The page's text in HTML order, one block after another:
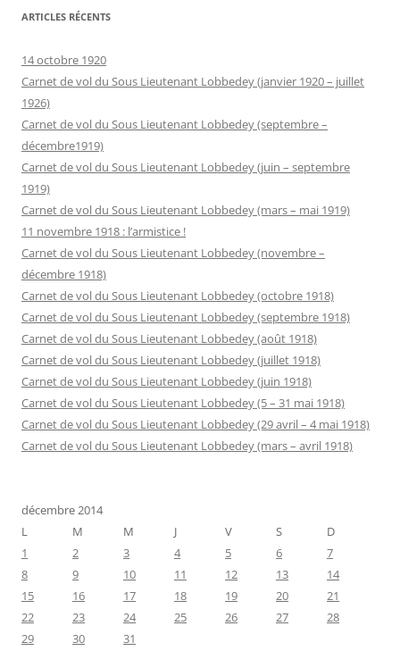
ARTICLES RÉCENTS
14 octobre 1920
Carnet de vol du Sous Lieutenant Lobbedey (janvier 1920 – juillet
1926)
Carnet de vol du Sous Lieutenant Lobbedey (septembre –
décembre1919)
Carnet de vol du Sous Lieutenant Lobbedey (juin – septembre
1919)
Carnet de vol du Sous Lieutenant Lobbedey (mars – mai 1919)
11 novembre 1918 : l’armistice !
Carnet de vol du Sous Lieutenant Lobbedey (novembre –
décembre 1918)
Carnet de vol du Sous Lieutenant Lobbedey (octobre 1918)
Carnet de vol du Sous Lieutenant Lobbedey (septembre 1918)
Carnet de vol du Sous Lieutenant Lobbedey (août 1918)
Carnet de vol du Sous Lieutenant Lobbedey (juillet 1918)
Carnet de vol du Sous Lieutenant Lobbedey (juin 1918)
Carnet de vol du Sous Lieutenant Lobbedey (5 – 31 mai 1918)
Carnet de vol du Sous Lieutenant Lobbedey (29 avril – 4 mai 1918)
Carnet de vol du Sous Lieutenant Lobbedey (mars – avril 1918)
décembre 2014
L
M M J V S
D
1
2 3 4 5 6
7
8
9 10 11 12 13
14
15
16 17 18 19 20
21
22
23 24 25 26 27
28
29
30
31